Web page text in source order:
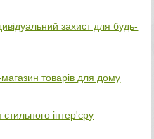
захист для будь-
товарів для дому
інтер'єру